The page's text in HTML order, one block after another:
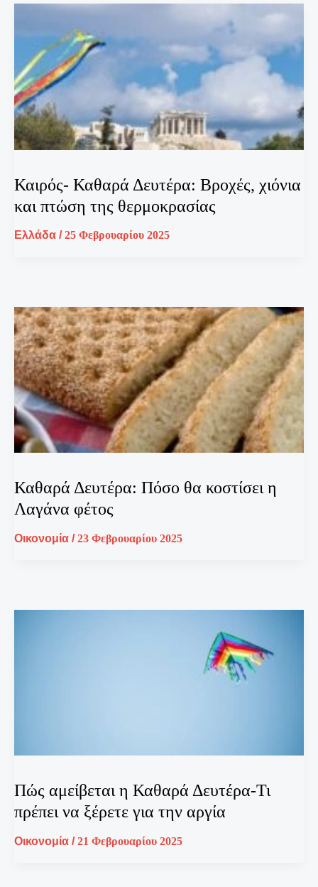
Καιρός- Καθαρά Δευτέρα: Bροχές, χιόνια
και πτώση της θερμοκρασίας
Ελλάδα /25 Φεβρουαρίου 2025
Καθαρά Δευτέρα: Πόσο θα κοστίσει η
Λαγάνα φέτος
Οικονομία /23 Φεβρουαρίου 2025
Πώς αμείβεται η Καθαρά Δευτέρα-Τι
πρέπει να ξέρετε για την αργία
Οικονομία /21 Φεβρουαρίου 2025